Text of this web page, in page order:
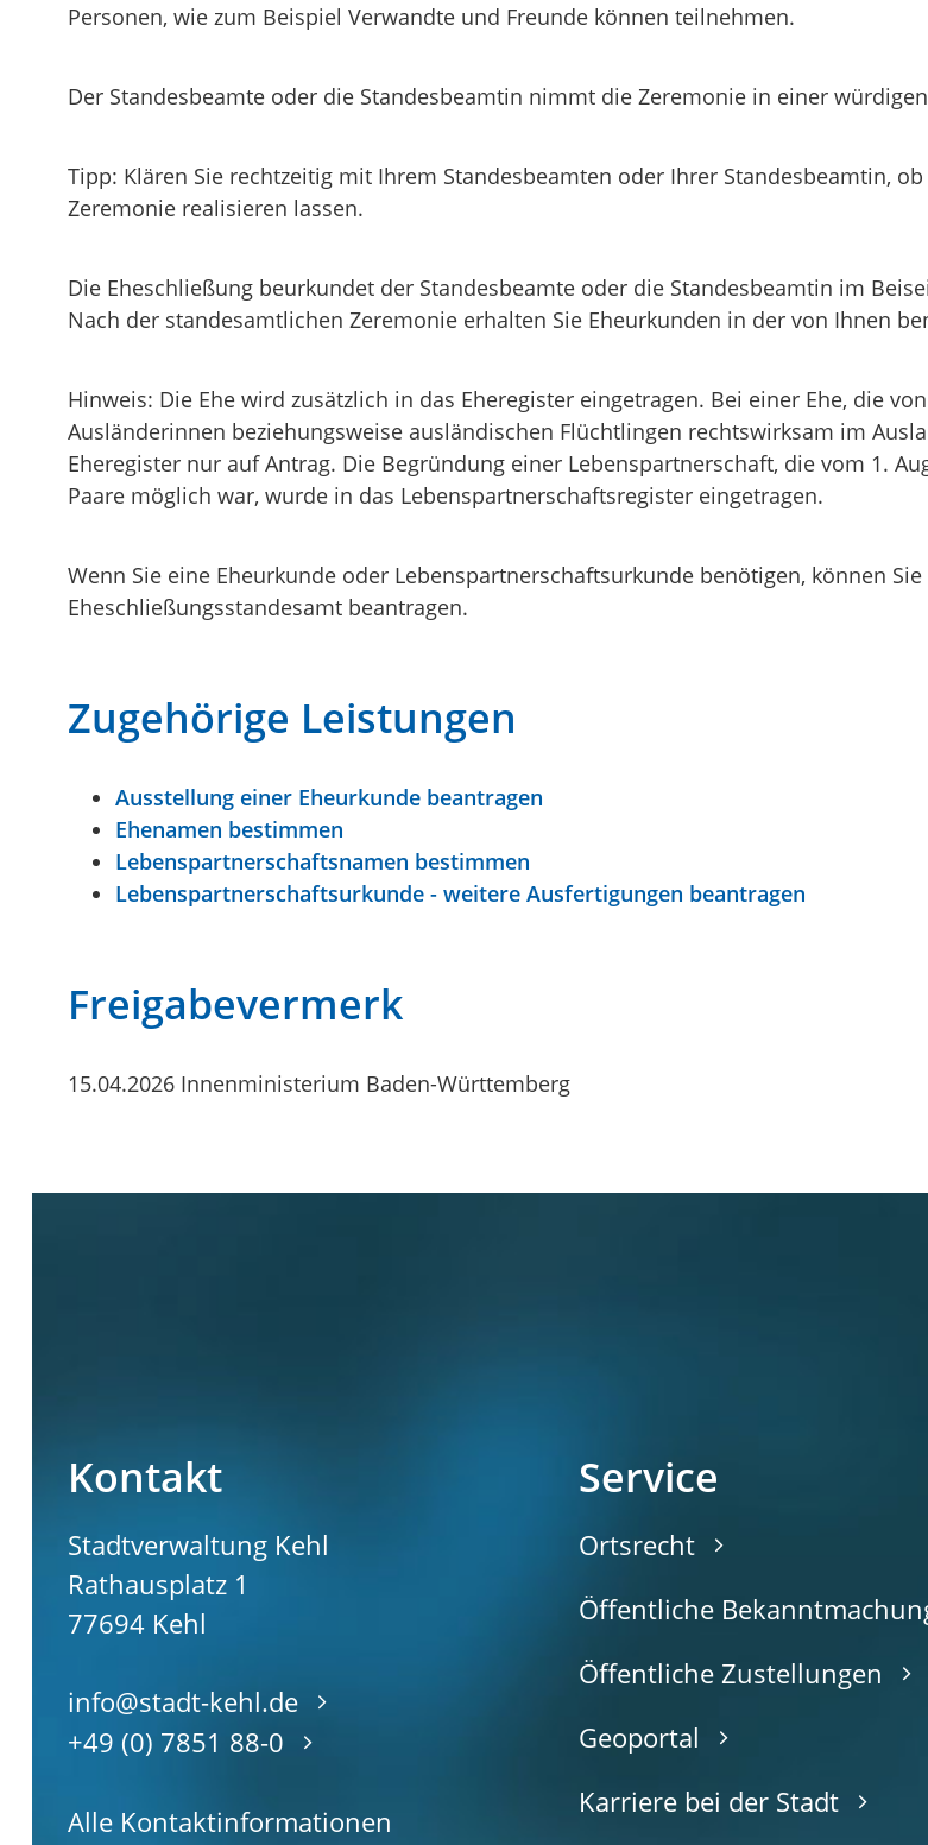
Personen, wie zum Beispiel Verwandte und Freunde können teilnehmen.
Der Standesbeamte oder die Standesbeamtin nimmt die Zeremonie in einer
Tipp: Klären Sie rechtzeitig mit Ihrem Standesbeamten oder Ihrer Standesbeamtin,
Zeremonie realisieren lassen.
Die Eheschließung beurkundet der Standesbeamte oder die Standesbeamtin im
Nach der standesamtlichen Zeremonie erhalten Sie Eheurkunden in der von Ihnen
Hinweis: Die Ehe wird zusätzlich in das Eheregister eingetragen. Bei einer Ehe, die
Ausländerinnen beziehungsweise ausländischen Flüchtlingen rechtswirksam im
Eheregister nur auf Antrag. Die Begründung einer Lebenspartnerschaft, die vom 1.
Paare möglich war, wurde in das Lebenspartnerschaftsregister eingetragen.
Wenn Sie eine Eheurkunde oder Lebenspartnerschaftsurkunde benötigen, können
Eheschließungsstandesamt beantragen.
Zugehörige Leistungen
Ausstellung einer Eheurkunde beantragen
Ehenamen bestimmen
Lebenspartnerschaftsnamen bestimmen
Lebenspartnerschaftsurkunde - weitere Ausfertigungen beantragen
Freigabevermerk
15.04.2026 Innenministerium Baden-Württemberg
Kontakt
Stadtverwaltung Kehl
Rathausplatz 1
77694 Kehl
info@stadt-kehl.de
+49 (0) 7851 88-0
Alle Kontaktinformationen
Service
Ortsrecht
Öffentliche
Öffentliche Zustellungen
Geoportal
Karriere bei der Stadt